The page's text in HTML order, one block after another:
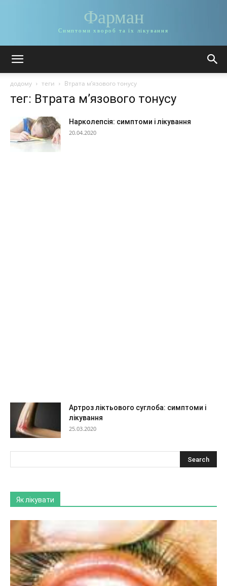
Фарман
Симптоми хвороб та їх лікування
додому теги Втрата м’язового тонусу
тег: Втрата м’язового тонусу
Нарколепсія: симптоми і лікування
20.04.2020
Артроз ліктьового суглоба: симптоми і
лікування
25.03.2020
Як лікувати